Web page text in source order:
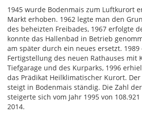
1945 wurde Bodenmais zum Luftkurort
Markt erhoben. 1962 legte man den
des beheizten Freibades, 1967 erfolgte
konnte das Hallenbad in Betrieb
am später durch ein neues ersetzt.
Fertigstellung des neuen Rathauses mit
Tiefgarage und des Kurparks, 1996
das Prädikat Heilklimatischer Kurort.
steigt in Bodenmais ständig. Die Zahl
steigerte sich vom Jahr 1995 von
2014.